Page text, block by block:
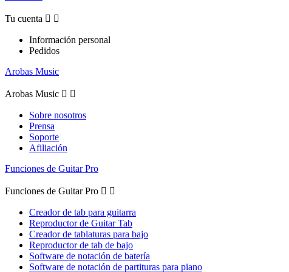
Tu cuenta  
Información personal
Pedidos
Arobas Music
Arobas Music  
Sobre nosotros
Prensa
Soporte
Afiliación
Funciones de Guitar Pro
Funciones de Guitar Pro  
Creador de tab para guitarra
Reproductor de Guitar Tab
Creador de tablaturas para bajo
Reproductor de tab de bajo
Software de notación de batería
Software de notación de partituras para piano